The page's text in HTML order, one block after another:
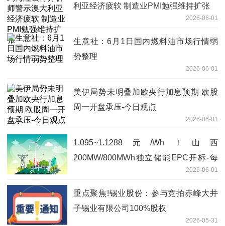
利亚经济疲软 制造业PMI勉强维持扩张
2026-06-01
生意社：6月1日国内燃料油市场行情弱
势整理
2026-06-01
美伊局势未明叠加欧央行加息预期 欧股
周一开盘承压-今日观点
2026-06-01
1.095~1.1288元/Wh！山西
200MW/800MWh独立储能EPC开标-每
2026-06-01
重点聚焦!锡业股份：参与竞拍赤峰大井
子锡业有限公司100%股权
2026-05-31